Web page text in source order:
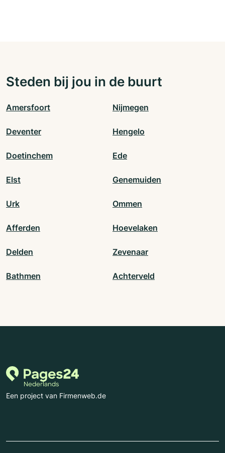
Steden bij jou in de buurt
Amersfoort Nijmegen
Deventer Hengelo
Doetinchem Ede
Elst Genemuiden
Urk Ommen
Afferden Hoevelaken
Delden Zevenaar
Bathmen Achterveld
Een project van Firmenweb.de